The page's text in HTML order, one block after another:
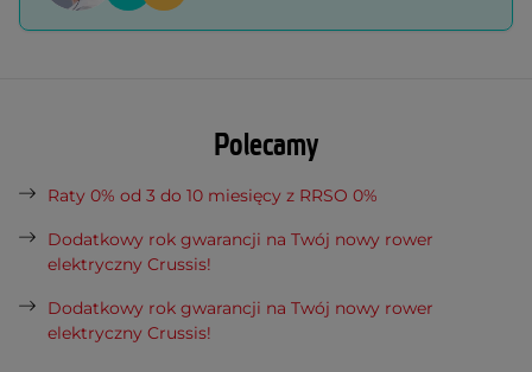
Polecamy
Raty 0% od 3 do 10 miesięcy z RRSO 0%
Dodatkowy rok gwarancji na Twój nowy rower
elektryczny Crussis!
Dodatkowy rok gwarancji na Twój nowy rower
elektryczny Crussis!